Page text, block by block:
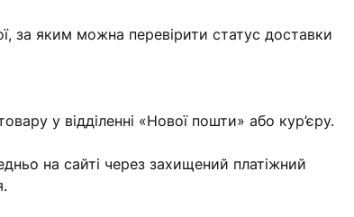
за яким можна перевірити статус доставки
у відділенні «Нової пошти» або кур’єру.
на сайті через захищений платіжний